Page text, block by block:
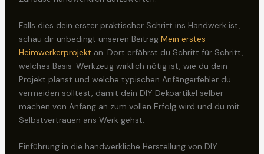
Falls dies dein erster praktischer Schritt ins Handwerk ist,
schau dir unbedingt unseren Beitrag Mein erstes
Heimwerkerprojekt an. Dort erfährst du Schritt für Schritt,
welches Basis-Werkzeug wirklich nötig ist, wie du dein
Projekt planst und welche typischen Anfängerfehler du
vermeiden solltest, damit dein DIY Dekoartikel selber
machen von Anfang an zum vollen Erfolg wird und du mit
Selbstvertrauen ans Werk gehst.
Einführung in die handwerkliche Herstellung von DIY